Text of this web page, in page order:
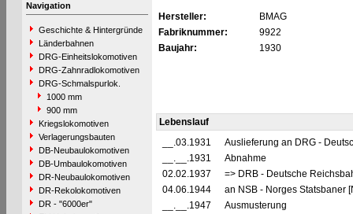
Navigation
Geschichte & Hintergründe
Länderbahnen
DRG-Einheitslokomotiven
DRG-Zahnradlokomotiven
DRG-Schmalspurlok.
1000 mm
900 mm
Kriegslokomotiven
Verlagerungsbauten
DB-Neubaulokomotiven
DB-Umbaulokomotiven
DR-Neubaulokomotiven
DR-Rekolokomotiven
DR - "6000er"
Hersteller:
BMAG
Fabriknummer:
9922
Baujahr:
1930
Lebenslauf
__.03.1931
Auslieferung an DRG -
__.__.1931
Abnahme
02.02.1937
=> DRB - Deutsche
04.06.1944
an NSB - Norges Statsbaner
__.__.1947
Ausmusterung